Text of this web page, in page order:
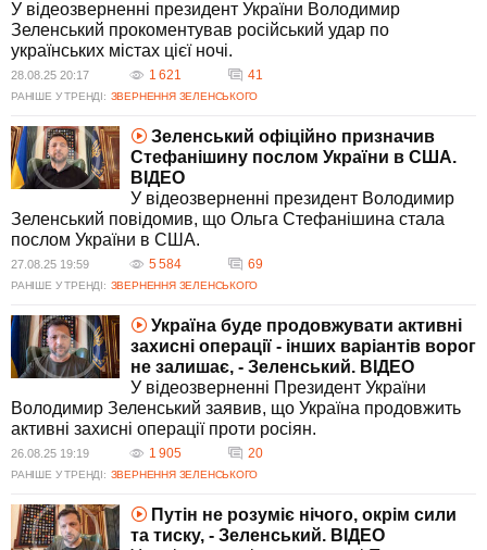
У відеозверненні президент України Володимир
Зеленський прокоментував російський удар по
українських містах цієї ночі.
28.08.25 20:17 1 621 41
РАНІШЕ У ТРЕНДІ: ЗВЕРНЕННЯ ЗЕЛЕНСЬКОГО
Зеленський офіційно призначив
Стефанішину послом України в США.
ВIДЕО
У відеозверненні президент Володимир
Зеленський повідомив, що Ольга Стефанішина стала
послом України в США.
27.08.25 19:59 5 584 69
РАНІШЕ У ТРЕНДІ: ЗВЕРНЕННЯ ЗЕЛЕНСЬКОГО
Україна буде продовжувати активні
захисні операції - інших варіантів ворог
не залишає, - Зеленський. ВIДЕО
У відеозверненні Президент України
Володимир Зеленський заявив, що Україна продовжить
активні захисні операції проти росіян.
26.08.25 19:19 1 905 20
РАНІШЕ У ТРЕНДІ: ЗВЕРНЕННЯ ЗЕЛЕНСЬКОГО
Путін не розуміє нічого, окрім сили
та тиску, - Зеленський. ВIДЕО